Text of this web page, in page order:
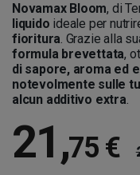
Novamax Bloom, di
liquido ideale per
fioritura. Grazie alla
formula brevettata,
di sapore, aroma ed
notevolmente sulle
alcun additivo extra.
21,75 €